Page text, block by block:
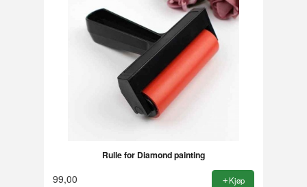
Rulle for Diamond painting
99,00 Kjøp